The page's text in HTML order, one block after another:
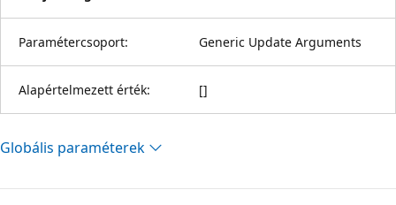
Paramétercsoport: Generic Update Arguments
Alapértelmezett érték: []
Globális paraméterek